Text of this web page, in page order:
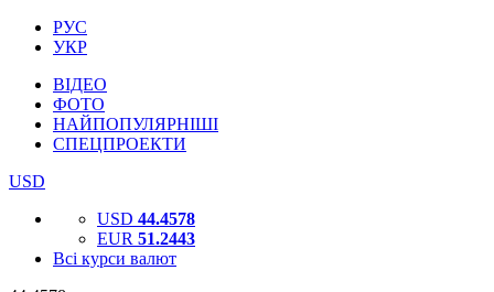
РУС
УКР
ВІДЕО
ФОТО
НАЙПОПУЛЯРНІШІ
СПЕЦПРОЕКТИ
USD
USD 44.4578
EUR 51.2443
Всі курси валют